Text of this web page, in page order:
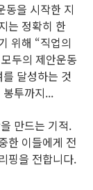
동을 시작한 지
는 정확히 한
위해 “직업의
두의 제안운동
달성하는 것
투까지...
만드는 기적.
한 이들에게 전
핑을 전합니다.